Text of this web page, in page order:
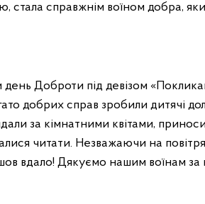
стала справжнім воїном добра,
Доброти під девізом
добрих справ зробили дитячі
за кімнатними квітами,
читати. Незважаючи на
вдало! Дякуємо нашим воїнам за